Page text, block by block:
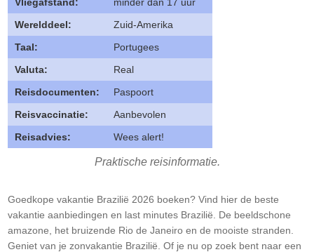
Werelddeel:
Zuid-Amerika
Taal:
Portugees
Valuta:
Real
Reisdocumenten:
Paspoort
Reisvaccinatie:
Aanbevolen
Reisadvies:
Wees alert!
Praktische reisinformatie.
Goedkope vakantie Brazilië 2026 boeken? Vind hier de beste
vakantie aanbiedingen en last minutes Brazilië. De beeldschone
amazone, het bruizende Rio de Janeiro en de mooiste stranden.
Geniet van je zonvakantie Brazilië. Of je nu op zoek bent naar een